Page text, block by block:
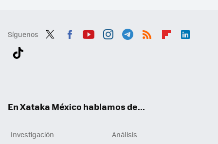
Síguenos
En Xataka México hablamos de...
Investigación
Análisis